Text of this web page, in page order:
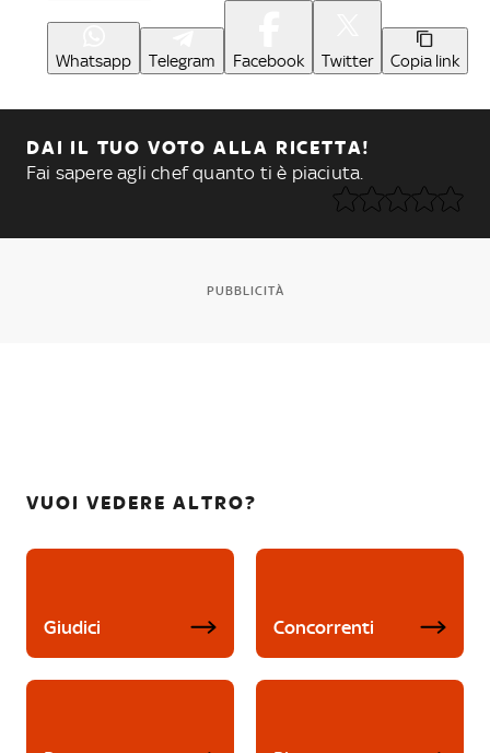
Whatsapp Telegram Facebook Twitter Copia link
DAI IL TUO VOTO ALLA RICETTA!
Fai sapere agli chef quanto ti è piaciuta.
PUBBLICITÀ
VUOI VEDERE ALTRO?
Giudici Concorrenti